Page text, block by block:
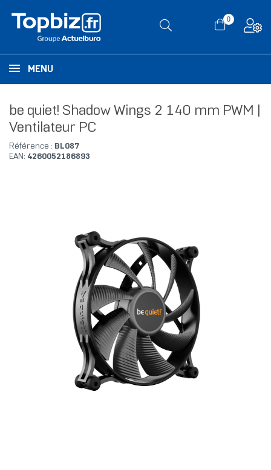
0
MENU
be quiet! Shadow Wings 2 140 mm PWM |
Ventilateur PC
Référence : BL087
EAN: 4260052186893